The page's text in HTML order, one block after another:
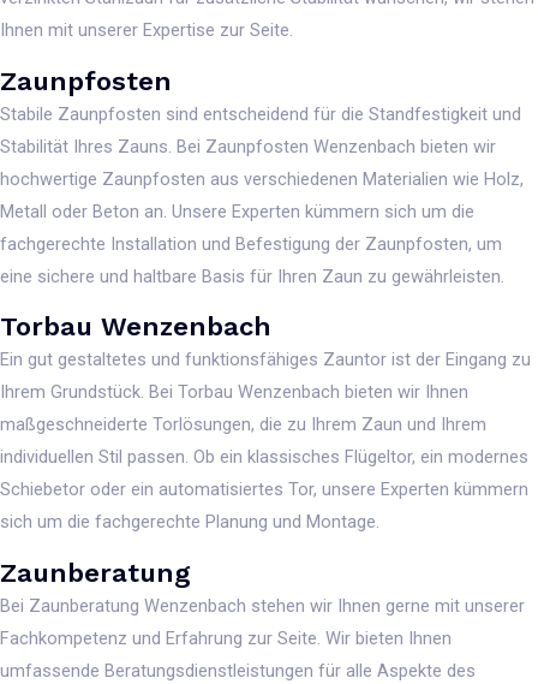
Ihnen mit unserer Expertise zur Seite.
Zaunpfosten
Stabile Zaunpfosten sind entscheidend für die Standfestigkeit und
Stabilität Ihres Zauns. Bei Zaunpfosten Wenzenbach bieten wir
hochwertige Zaunpfosten aus verschiedenen Materialien wie Holz,
Metall oder Beton an. Unsere Experten kümmern sich um die
fachgerechte Installation und Befestigung der Zaunpfosten, um
eine sichere und haltbare Basis für Ihren Zaun zu gewährleisten.
Torbau Wenzenbach
Ein gut gestaltetes und funktionsfähiges Zauntor ist der Eingang zu
Ihrem Grundstück. Bei Torbau Wenzenbach bieten wir Ihnen
maßgeschneiderte Torlösungen, die zu Ihrem Zaun und Ihrem
individuellen Stil passen. Ob ein klassisches Flügeltor, ein modernes
Schiebetor oder ein automatisiertes Tor, unsere Experten kümmern
sich um die fachgerechte Planung und Montage.
Zaunberatung
Bei Zaunberatung Wenzenbach stehen wir Ihnen gerne mit unserer
Fachkompetenz und Erfahrung zur Seite. Wir bieten Ihnen
umfassende Beratungsdienstleistungen für alle Aspekte des